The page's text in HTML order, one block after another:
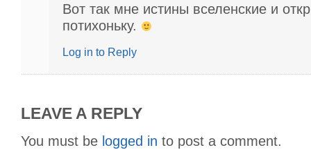
Вот так мне истины вселенские и
потихоньку.
Log in to Reply
LEAVE A REPLY
You must be logged in to post a comment.